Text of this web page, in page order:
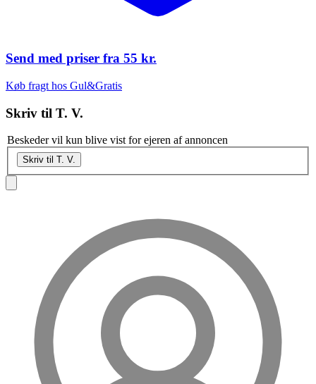
Send med priser fra 55 kr.
Køb fragt hos Gul&Gratis
Skriv til T. V.
Beskeder vil kun blive vist for ejeren af annoncen
Skriv til T. V.